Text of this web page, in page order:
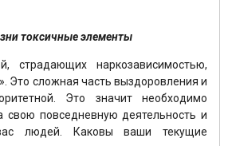
токсичные элементы
страдающих наркозависимостью,
Это сложная часть выздоровления и
Это значит необходимо
свою повседневную деятельность и
людей. Каковы ваши текущие